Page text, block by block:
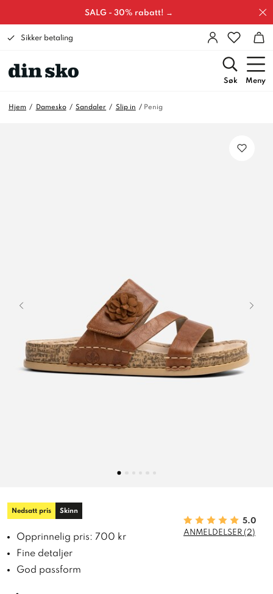
SALG - 30% rabatt! →
Sikker betaling
Søk Meny
Hjem Damesko Sandaler Slip in Penig
Nedsatt pris Skinn
Opprinnelig pris: 700 kr
Fine detaljer
God passform
5.0
ANMELDELSER (2)